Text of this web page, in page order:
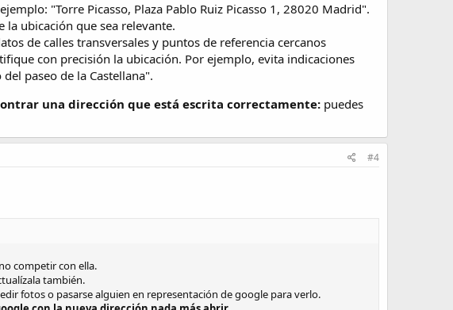
"Torre Picasso, Plaza Pablo Ruiz Picasso 1, 28020 Madrid".
ubicación que sea relevante.
de calles transversales y puntos de referencia cercanos
con precisión la ubicación. Por ejemplo, evita indicaciones
paseo de la Castellana".
una dirección que está escrita correctamente: puedes
#4
competir con ella.
también.
fotos o pasarse alguien en representación de google para verlo.